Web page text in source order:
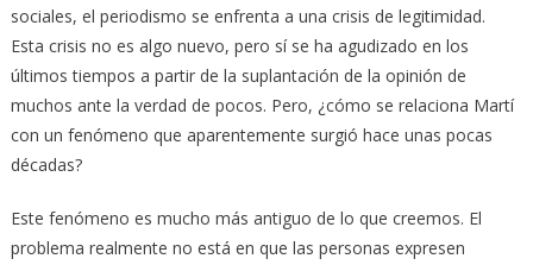
sociales, el periodismo se enfrenta a una crisis de legitimidad.
Esta crisis no es algo nuevo, pero sí se ha agudizado en los
últimos tiempos a partir de la suplantación de la opinión de
muchos ante la verdad de pocos. Pero, ¿cómo se relaciona Martí
con un fenómeno que aparentemente surgió hace unas pocas
décadas?
Este fenómeno es mucho más antiguo de lo que creemos. El
problema realmente no está en que las personas expresen